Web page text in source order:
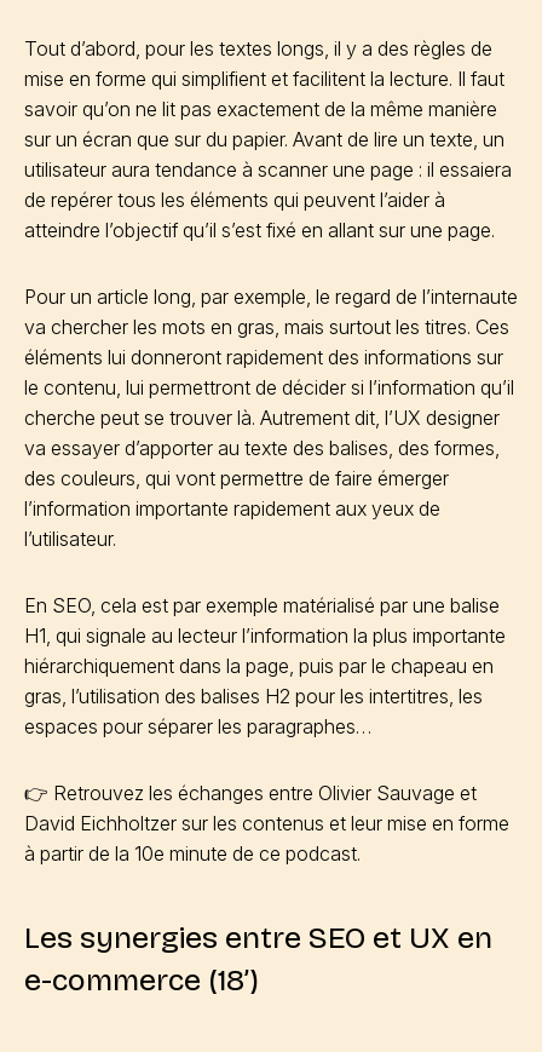
Tout d’abord, pour les textes longs, il y a des règles de
mise en forme qui simplifient et facilitent la lecture. Il faut
savoir qu’on ne lit pas exactement de la même manière
sur un écran que sur du papier. Avant de lire un texte, un
utilisateur aura tendance à scanner une page : il essaiera
de repérer tous les éléments qui peuvent l’aider à
atteindre l’objectif qu’il s’est fixé en allant sur une page.
Pour un article long, par exemple, le regard de l’internaute
va chercher les mots en gras, mais surtout les titres. Ces
éléments lui donneront rapidement des informations sur
le contenu, lui permettront de décider si l’information qu’il
cherche peut se trouver là. Autrement dit, l’UX designer
va essayer d’apporter au texte des balises, des formes,
des couleurs, qui vont permettre de faire émerger
l’information importante rapidement aux yeux de
l’utilisateur.
En SEO, cela est par exemple matérialisé par une balise
H1, qui signale au lecteur l’information la plus importante
hiérarchiquement dans la page, puis par le chapeau en
gras, l’utilisation des balises H2 pour les intertitres, les
espaces pour séparer les paragraphes…
👉 Retrouvez les échanges entre Olivier Sauvage et
David Eichholtzer sur les contenus et leur mise en forme
à partir de la 10e minute de ce podcast.
Les synergies entre SEO et UX en
e-commerce (18’)